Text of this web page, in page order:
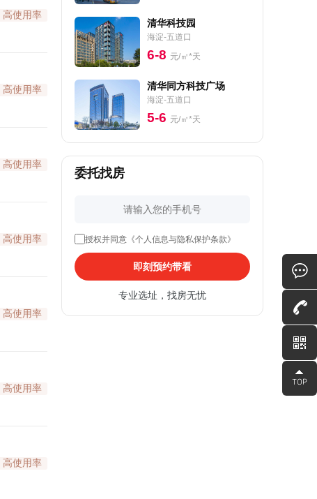
高使用率
高使用率
高使用率
高使用率
高使用率
高使用率
高使用率
清华科技园
海淀-五道口
6-8 元/㎡*天
清华同方科技广场
海淀-五道口
5-6 元/㎡*天
委托找房
授权并同意《个人信息与隐私保护条款》
即刻预约带看
专业选址，找房无忧